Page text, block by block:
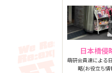
日本橋侵
萌研会員達による
略(お役立ち情